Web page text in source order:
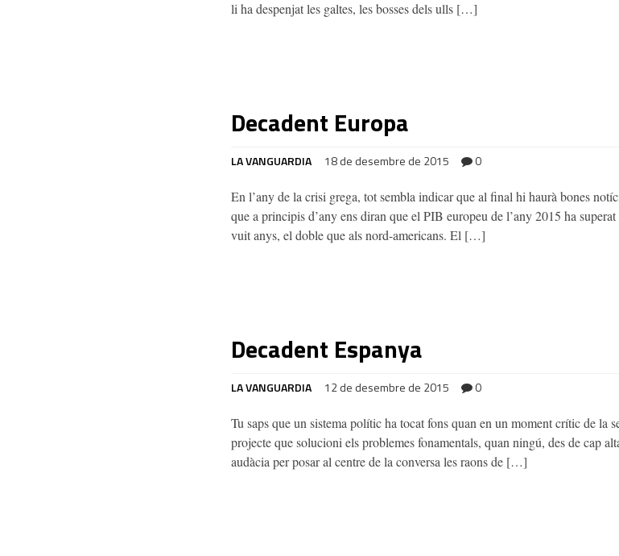
li ha despenjat les galtes, les bosses dels ulls […]
Decadent Europa
LA VANGUARDIA 18 de desembre de 2015 0
En l’any de la crisi grega, tot sembla indicar que al final hi haurà bones
que a principis d’any ens diran que el PIB europeu de l’any 2015 ha
vuit anys, el doble que als nord-americans. El […]
Decadent Espanya
LA VANGUARDIA 12 de desembre de 2015 0
Tu saps que un sistema polític ha tocat fons quan en un moment crític de la
projecte que solucioni els problemes fonamentals, quan ningú, des de cap
audàcia per posar al centre de la conversa les raons de […]